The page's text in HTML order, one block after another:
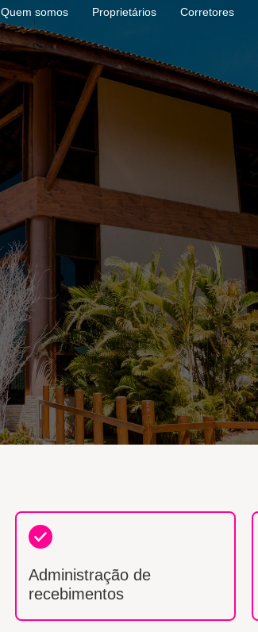
Quem somos Proprietários Corretores
Administração de
recebimentos